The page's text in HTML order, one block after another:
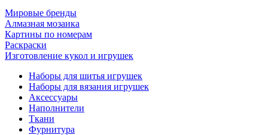
Мировые бренды
Алмазная мозаика
Картины по номерам
Раскраски
Изготовление кукол и игрушек
Наборы для шитья игрушек
Наборы для вязания игрушек
Аксессуары
Наполнители
Ткани
Фурнитура